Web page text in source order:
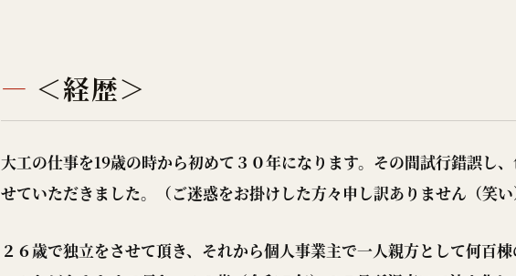
＜経歴＞
大工の仕事を19歳の時から初めて３０年になります。その間試行錯誤し
せていただきました。（ご迷惑をお掛けした方々申し訳ありません（笑い
２６歳で独立をさせて頂き、それから個人事業主で一人親方として何百